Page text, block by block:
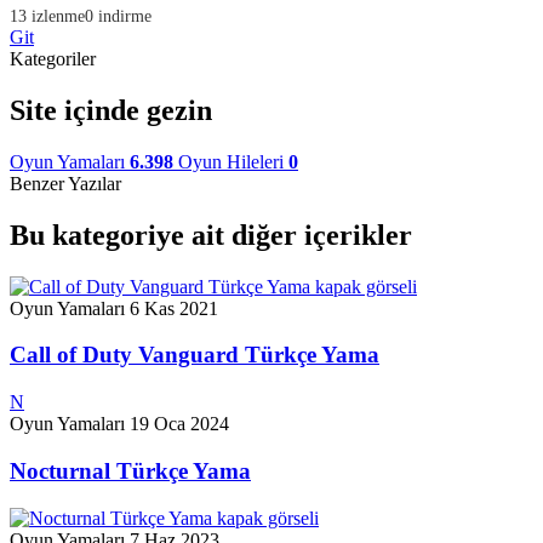
13 izlenme0 indirme
Git
Kategoriler
Site içinde gezin
Oyun Yamaları 6.398 Oyun Hileleri 0
Benzer Yazılar
Bu kategoriye ait diğer içerikler
Oyun Yamaları 6 Kas 2021
Call of Duty Vanguard Türkçe Yama
N
Oyun Yamaları 19 Oca 2024
Nocturnal Türkçe Yama